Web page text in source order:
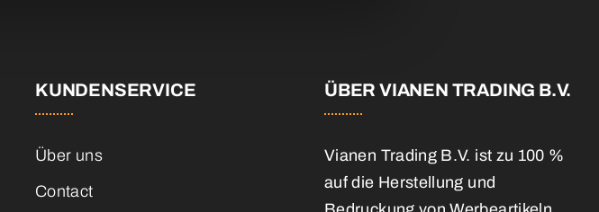
KUNDENSERVICE
Über uns
Contact
ÜBER VIANEN TRADING B.V.
Vianen Trading B.V. ist zu 100 %
auf die Herstellung und